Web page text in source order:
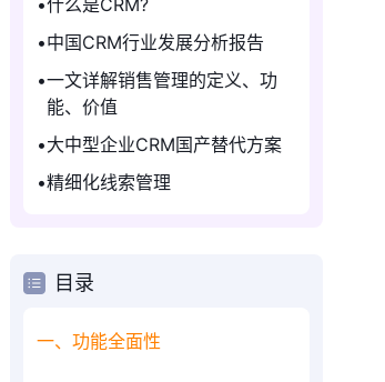
什么是CRM?
中国CRM行业发展分析报告
一文详解销售管理的定义、功
能、价值
大中型企业CRM国产替代方案
精细化线索管理
目录
一、功能全面性